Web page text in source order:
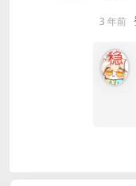
3 年前